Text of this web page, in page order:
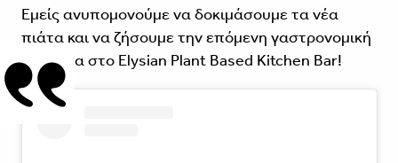
Εμείς ανυπομονούμε να δοκιμάσουμε τα νέα
πιάτα και να ζήσουμε την επόμενη γαστρονομική
εμπειρία στο Elysian Plant Based Kitchen Bar!